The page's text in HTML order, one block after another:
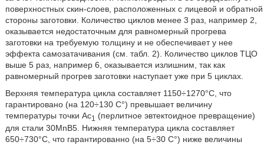
поверхностных скин-слоев, расположенных с лицевой и обратной
стороны заготовки. Количество циклов менее 3 раз, например 2,
оказывается недостаточным для равномерный прогрева
заготовки на требуемую толщину и не обеспечивает у нее
эффекта самозатачивания (см. табл. 2). Количество циклов ТЦО
выше 5 раз, например 6, оказывается излишним, так как
равномерный прогрев заготовки наступает уже при 5 циклах.
Верхняя температура цикла составляет 1150÷1270°С, что
гарантировано (на 120÷130 С°) превышает величину
температуры точки Ac1
(перлитное эвтектоидное превращение)
для стали 30MnB5. Нижняя температура цикла составляет
650÷730°С, что гарантированно (на 5÷30 С°) ниже величины